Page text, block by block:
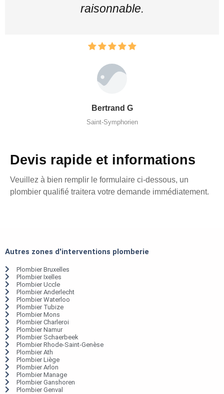
raisonnable.
Bertrand G
Saint-Symphorien
Devis rapide et informations
Veuillez à bien remplir le formulaire ci-dessous, un
plombier qualifié traitera votre demande immédiatement.
Autres zones d'interventions plomberie
Plombier Bruxelles
Plombier Ixelles
Plombier Uccle
Plombier Anderlecht
Plombier Waterloo
Plombier Tubize
Plombier Mons
Plombier Charleroi
Plombier Namur
Plombier Schaerbeek
Plombier Rhode-Saint-Genèse
Plombier Ath
Plombier Liège
Plombier Arlon
Plombier Manage
Plombier Ganshoren
Plombier Genval